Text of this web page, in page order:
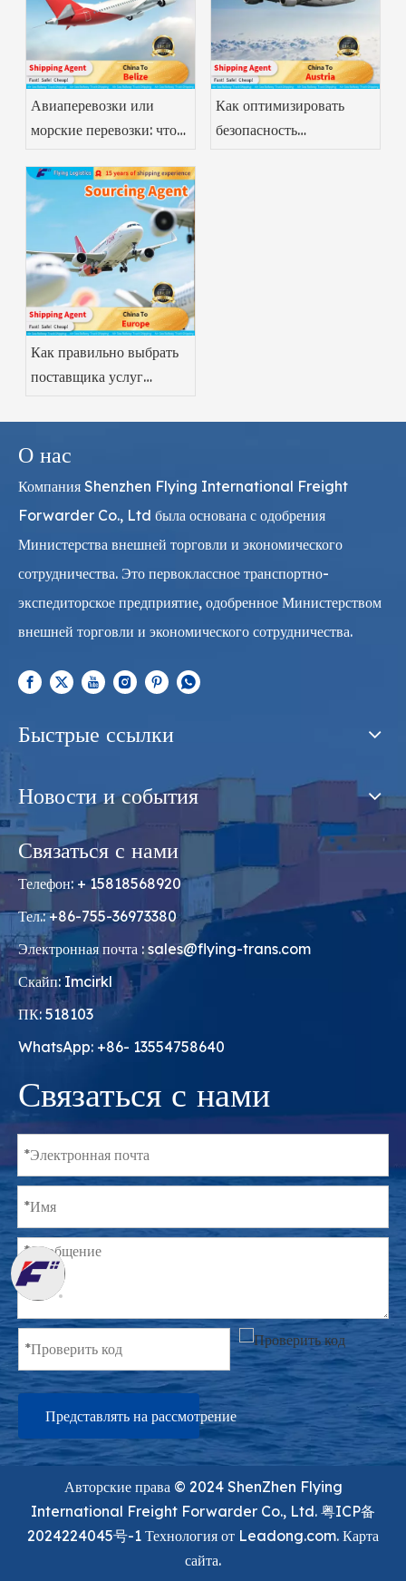
Авиаперевозки или
морские перевозки: что
фармацевтики?
Как оптимизировать
безопасность
Как правильно выбрать
поставщика услуг
авиаперевозок
О нас
Компания Shenzhen Flying International Freight
Forwarder Co., Ltd была основана с одобрения
Министерства внешней торговли и экономического
сотрудничества. Это первоклассное транспортно-
экспедиторское предприятие, одобренное Министерством
внешней торговли и экономического сотрудничества.
Быстрые ссылки
Новости и события
Связаться с нами
Телефон: + 15818568920
Тел.: +86-755-36973380
Электронная почта :sales@flying-trans.com
Скайп: Imcirkl
ПК: 518103
WhatsApp: +86- 13554758640
Связаться с нами
Представлять на рассмотрение
Авторские права ©️ 2024 ShenZhen Flying
International Freight Forwarder Co., Ltd. 粤ICP备
2024224045号-1 Технология от Leadong.com. Карта
сайта.